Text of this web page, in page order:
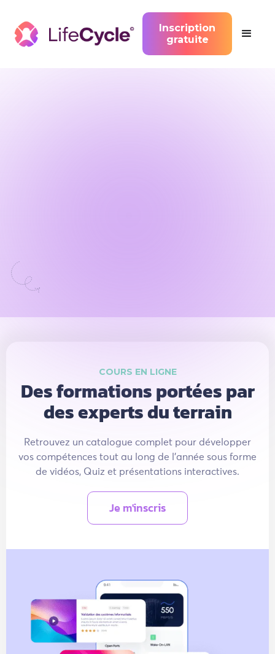
Inscription
gratuite
COURS EN LIGNE
Des formations portées par
des experts du terrain
Retrouvez un catalogue complet pour développer
vos compétences tout au long de l'année sous forme
de vidéos, Quiz et présentations interactives.
Je m'inscris